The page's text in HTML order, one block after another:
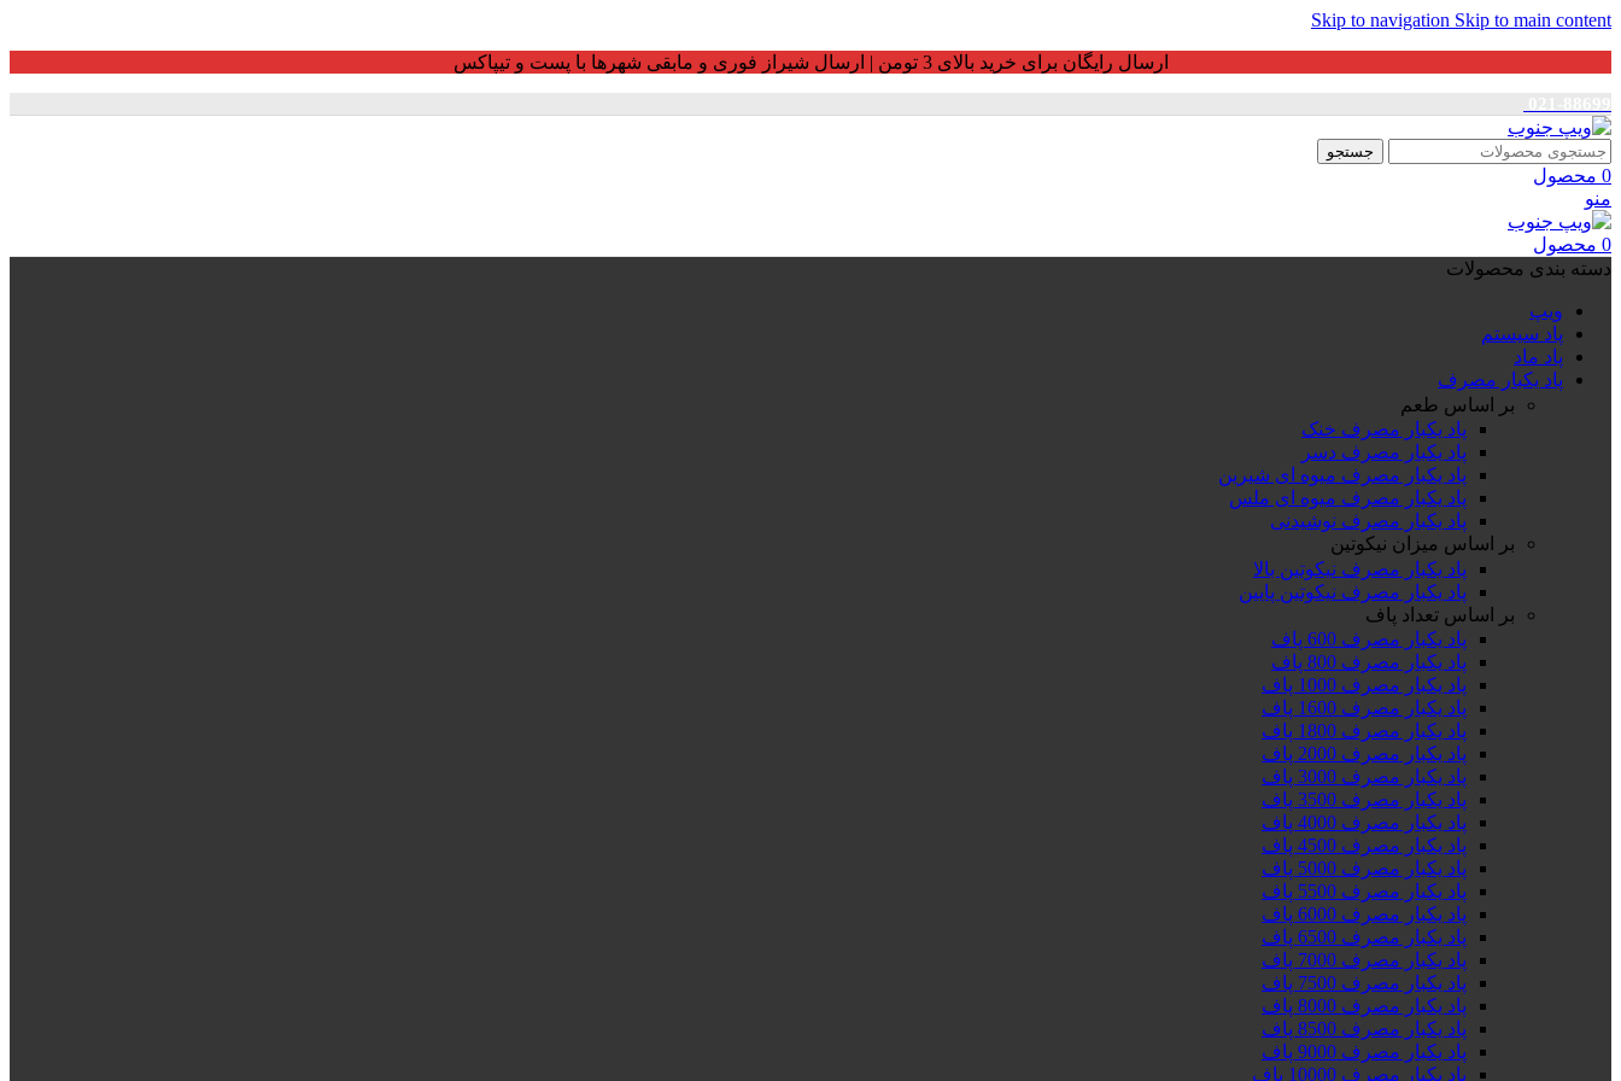
Skip to navigation Skip to main content
ارسال رایگان برای خرید بالای 3 تومن | ارسال شیراز فوری و مابقی شهرها با پست و تیپاکس
جستجو
0 محصول
منو
0 محصول
دسته بندی محصولات
ویپ
پاد سیستم
پاد ماد
پاد یکبار مصرف
بر اساس طعم
پاد یکبار مصرف خنک
پاد یکبار مصرف دسر
پاد یکبار مصرف میوه ای شیرین
پاد یکبار مصرف میوه ای ملس
پاد یکبار مصرف نوشیدنی
بر اساس میزان نیکوتین
پاد یکبار مصرف نیکوتین بالا
پاد یکبار مصرف نیکوتین پایین
بر اساس تعداد پاف
پاد یکبار مصرف 600 پاف
پاد یکبار مصرف 800 پاف
پاد یکبار مصرف 1000 پاف
پاد یکبار مصرف 1600 پاف
پاد یکبار مصرف 1800 پاف
پاد یکبار مصرف 2000 پاف
پاد یکبار مصرف 3000 پاف
پاد یکبار مصرف 3500 پاف
پاد یکبار مصرف 4000 پاف
پاد یکبار مصرف 4500 پاف
پاد یکبار مصرف 5000 پاف
پاد یکبار مصرف 5500 پاف
پاد یکبار مصرف 6000 پاف
پاد یکبار مصرف 6500 پاف
پاد یکبار مصرف 7000 پاف
پاد یکبار مصرف 7500 پاف
پاد یکبار مصرف 8000 پاف
پاد یکبار مصرف 8500 پاف
پاد یکبار مصرف 9000 پاف
پاد یکبار مصرف 10000 پاف